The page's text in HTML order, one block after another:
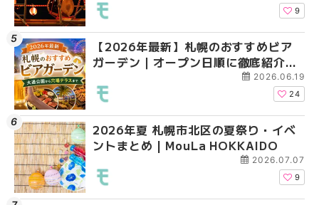
9
【2026年最新】札幌のおすすめビア
ガーデン｜オープン日順に徹底紹介！
大通公園から穴場テラスまで | MouLa
HOKKAIDO
2026.06.19
24
2026年夏 札幌市北区の夏祭り・イベ
ントまとめ | MouLa HOKKAIDO
2026.07.07
9
2026年夏 札幌市北区
ントまとめ | MouLa
2026年夏 札幌市清田
ベントまとめ |
2026年夏 札幌市手稲
ベントまとめ |
2026年夏 札幌市清田
ベントまとめ |